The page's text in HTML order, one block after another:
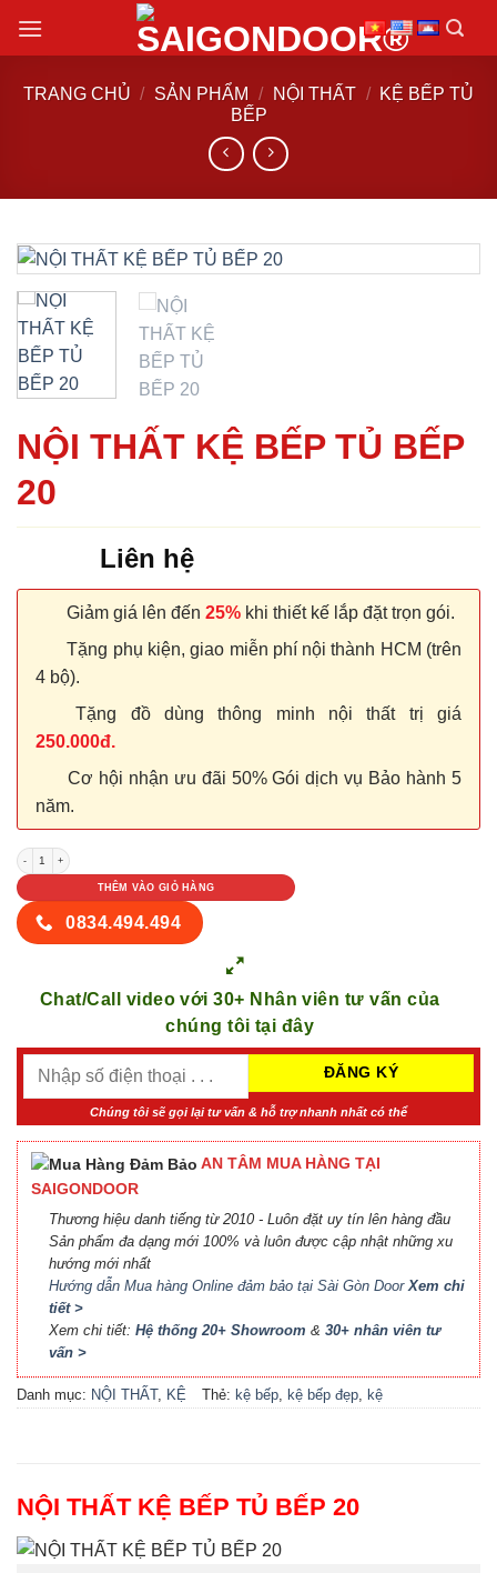
đến
dungTRANG CHỦ / SẢN PHẨM / NỘI THẤT /
KỆ BẾP TỦ
BẾP
NỘI THẤT KỆ BẾP TỦ BẾP
20
Liên hệ
Giảm giá lên đến 25% khi thiết kế lắp đặt trọn gói.
Tặng phụ kiện, giao miễn phí nội thành HCM (trên
4 bộ).
Tặng đồ dùng thông minh nội thất trị giá
250.000đ.
Cơ hội nhận ưu đãi 50% Gói dịch vụ Bảo hành 5
năm.
NỘI THẤT KỆ BẾP TỦ BẾP 20 số lượng
THÊM VÀO GIỎ HÀNG
0834.494.494
Chat/Call video với 30+ Nhân viên tư vấn của
chúng tôi tại đây
Chúng tôi sẽ gọi lại tư vấn & hỗ trợ nhanh nhất có thể
AN TÂM MUA HÀNG TẠI
SAIGONDOOR
Thương hiệu danh tiếng từ 2010 - Luôn đặt uy tín lên hàng đầu
Sản phẩm đa dạng mới 100% và luôn được cập nhật những xu
hướng mới nhất
Hướng dẫn Mua hàng Online đảm bảo tại Sài Gòn DoorXem chi
tiết >
Xem chi tiết: Hệ thống 20+ Showroom & 30+ nhân viên tư
vấn >
Danh mục: NỘI THẤT, KỆ
Thẻ: kệ bếp, kệ bếp đẹp, kệ
NỘI THẤT KỆ BẾP TỦ BẾP 20